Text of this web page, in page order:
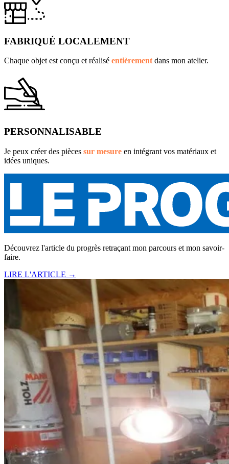
FABRIQUÉ LOCALEMENT
Chaque objet est conçu et réalisé entièrementdans mon atelier.
PERSONNALISABLE
Je peux créer des pièces sur mesure en intégrant vos matériaux et
idées uniques.
Découvrez l'article du progrès retraçant mon parcours et mon savoir-
faire.
LIRE L'ARTICLE →